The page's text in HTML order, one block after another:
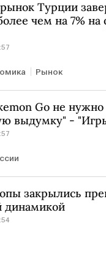
Турции
чем на 7%
Рынок
Gо не нужно
выдумку" -
закрылись
динамикой